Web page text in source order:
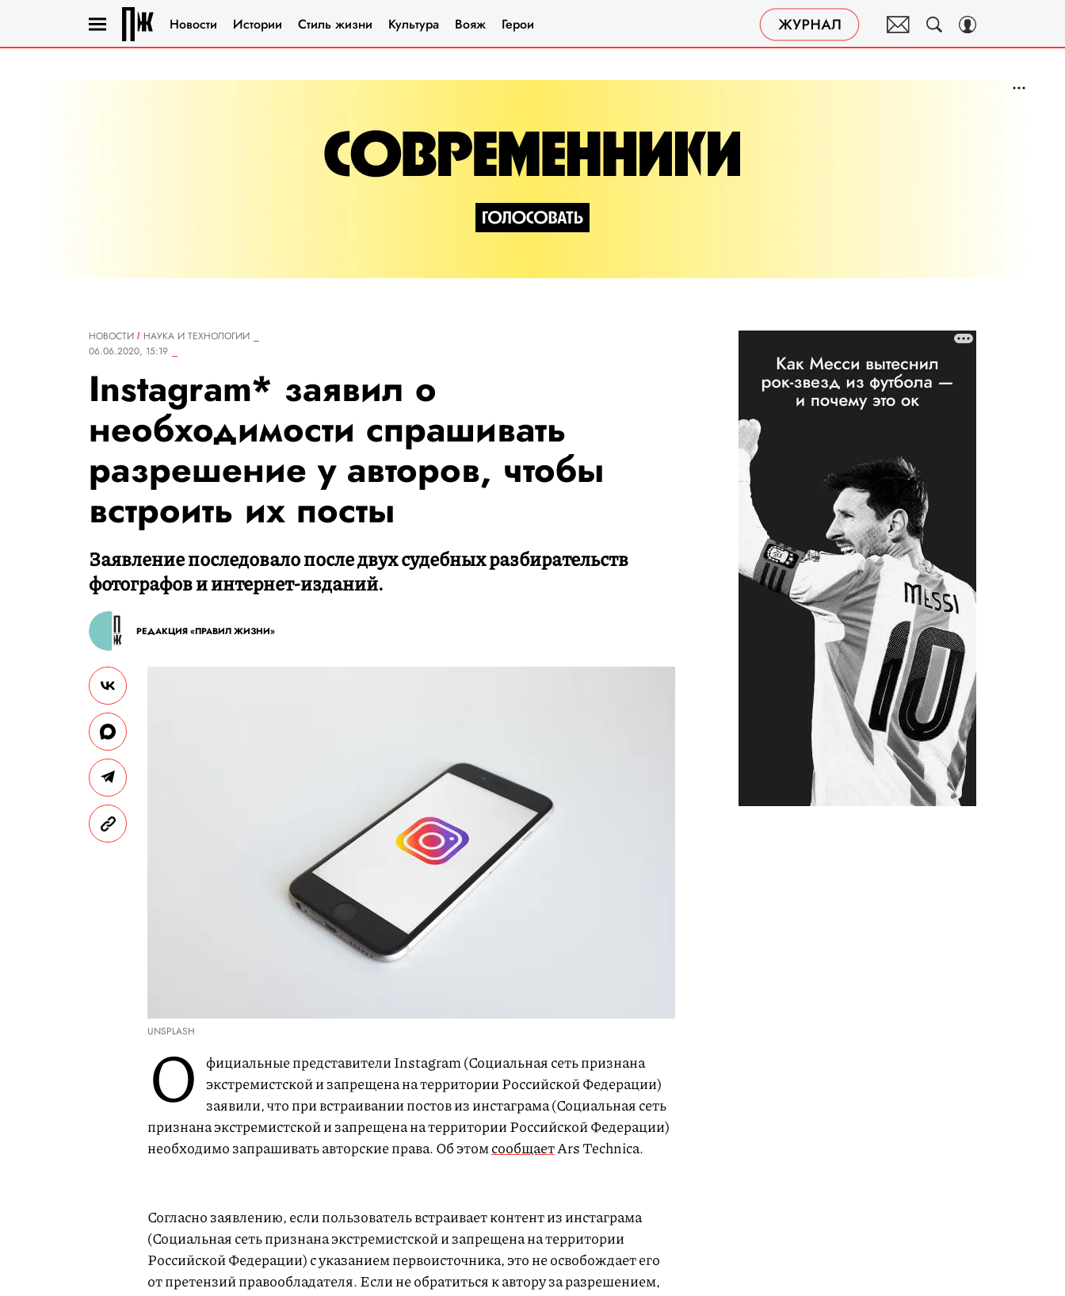
Новости Истории Стиль жизни Культура Вояж Герои
НОВОСТИ
НАУКА И ТЕХНОЛОГИИ
06.06.2020, 15:19
Instagram* заявил о
необходимости спрашивать
разрешение у авторов, чтобы
встроить их посты
Заявление последовало после двух судебных разбирательств
фотографов и интернет-изданий.
РЕДАКЦИЯ «ПРАВИЛ ЖИЗНИ»
UNSPLASH
О фициальные представители Instagram (Социальная сеть признана
экстремистской и запрещена на территории Российской Федерации)
заявили, что при встраивании постов из инстаграма (Социальная сеть
признана экстремистской и запрещена на территории Российской Федерации)
необходимо запрашивать авторские права. Об этомсообщаетArs Technica.
Согласно заявлению, если пользователь встраивает контент из инстаграма
(Социальная сеть признана экстремистской и запрещена на территории
Российской Федерации) с указанием первоисточника, это не освобождает его
от претензий правообладателя. Если не обратиться к автору за разрешением,